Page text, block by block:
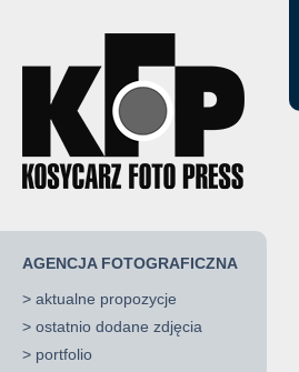
AGENCJA FOTOGRAFICZNA
> aktualne propozycje
> ostatnio dodane zdjęcia
> portfolio